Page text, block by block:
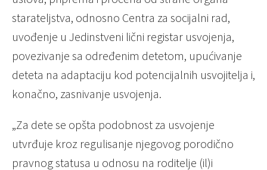
starateljstva, odnosno Centra za socijalni rad,
uvođenje u Jedinstveni lični registar usvojenja,
povezivanje sa određenim detetom, upućivanje
deteta na adaptaciju kod potencijalnih usvojitelja i,
konačno, zasnivanje usvojenja.
„Za dete se opšta podobnost za usvojenje
utvrđuje kroz regulisanje njegovog porodično
pravnog statusa u odnosu na roditelje (il)i